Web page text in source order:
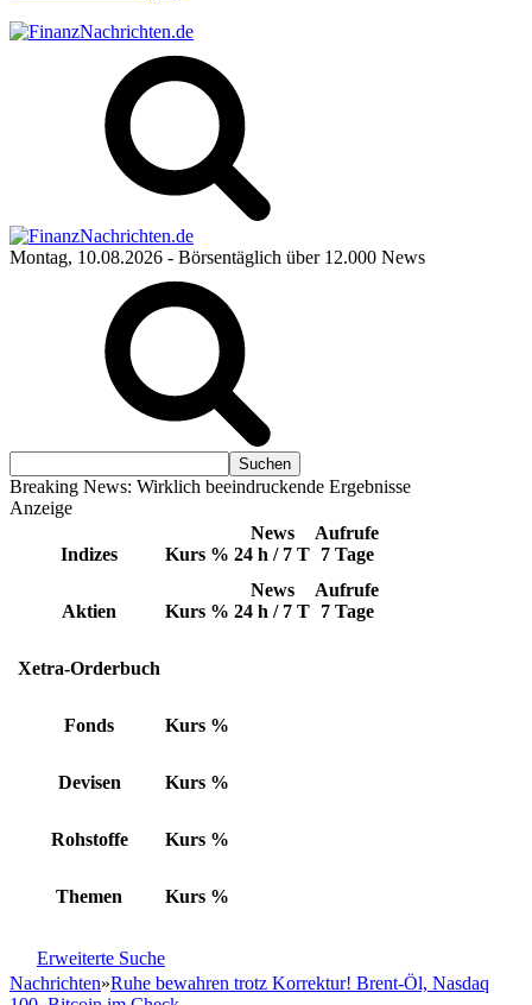
Montag, 10.08.2026 - Börsentäglich über 12.000 News
Breaking News: Wirklich beeindruckende Ergebnisse
Anzeige
Indizes Kurs %
News
24 h / 7 T
Aufrufe
7 Tage
Aktien Kurs %
News
24 h / 7 T
Aufrufe
7 Tage
Xetra-Orderbuch
Fonds Kurs %
Devisen Kurs %
Rohstoffe Kurs %
Themen Kurs %
Erweiterte Suche
Nachrichten»Ruhe bewahren trotz Korrektur! Brent-Öl, Nasdaq